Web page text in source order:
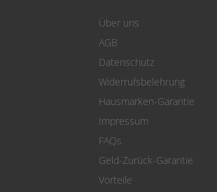
Über uns
AGB
Datenschutz
Widerrufsbelehrung
Hausmarken-Garantie
Impressum
FAQs
Geld-Zurück-Garantie
Vorteile